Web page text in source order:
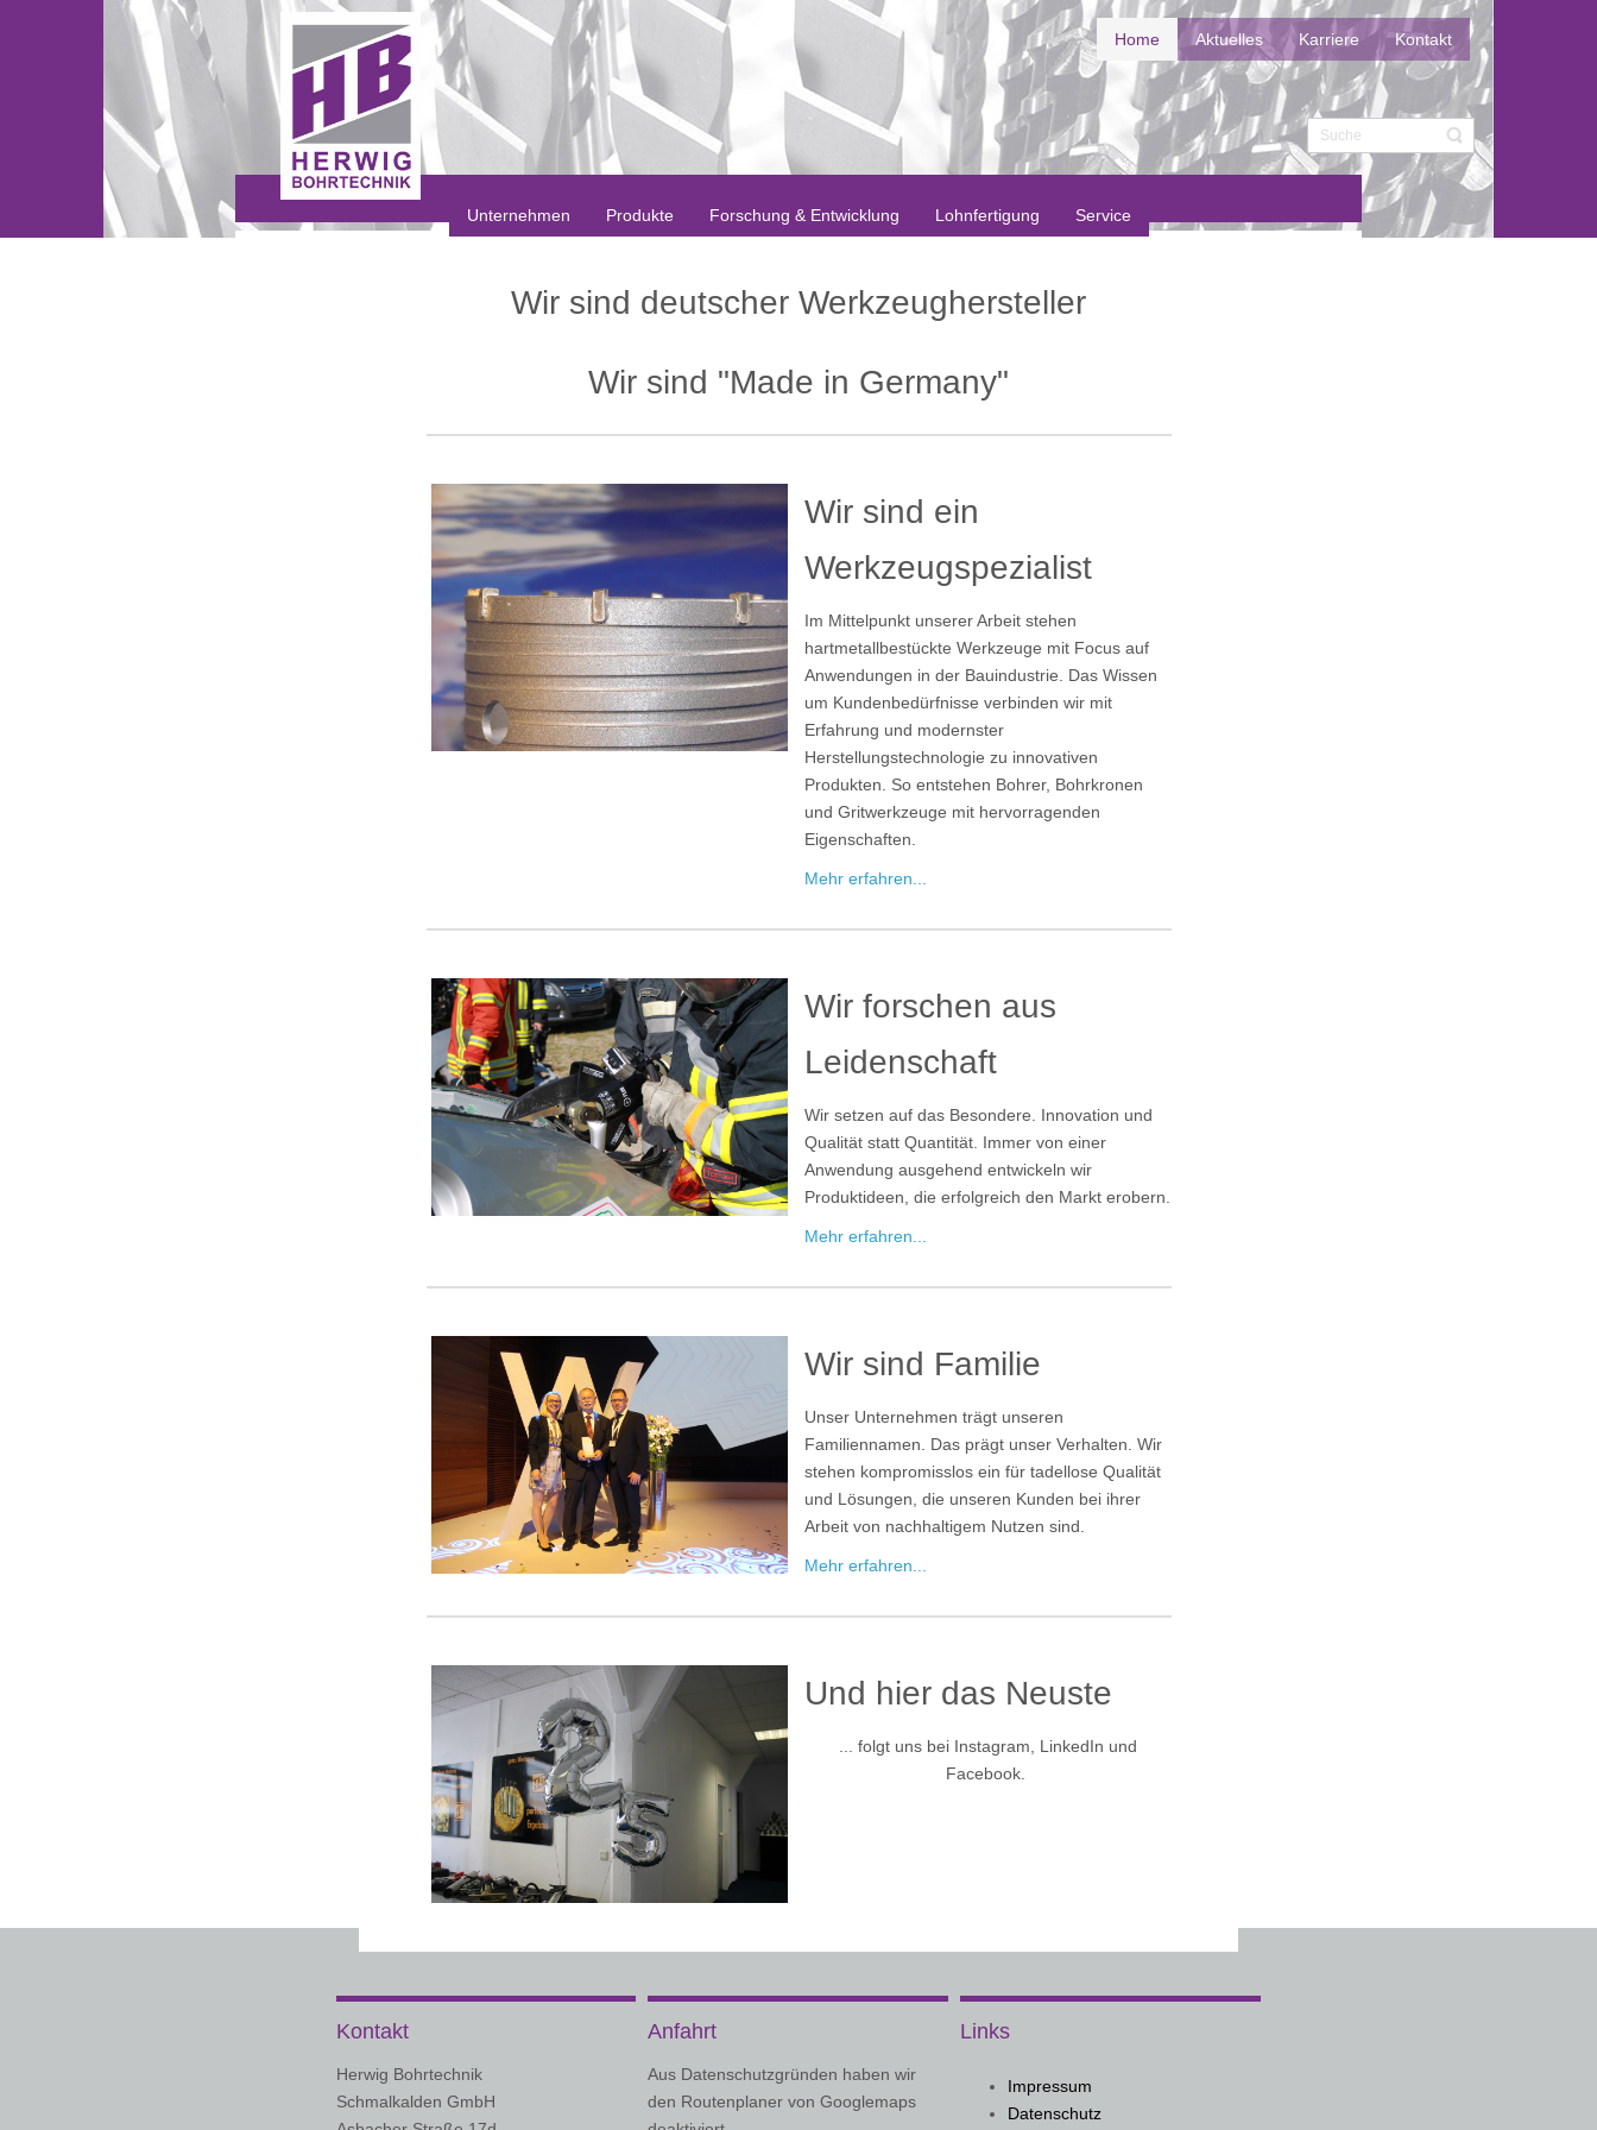
Home Aktuelles Karriere Kontakt
Unternehmen Produkte Forschung & Entwicklung Lohnfertigung Service
Wir sind deutscher Werkzeughersteller
Wir sind "Made in Germany"
Wir sind ein
Werkzeugspezialist
Im Mittelpunkt unserer Arbeit stehen
hartmetallbestückte Werkzeuge mit Focus auf
Anwendungen in der Bauindustrie. Das Wissen
um Kundenbedürfnisse verbinden wir mit
Erfahrung und modernster
Herstellungstechnologie zu innovativen
Produkten. So entstehen Bohrer, Bohrkronen
und Gritwerkzeuge mit hervorragenden
Eigenschaften.
Mehr erfahren...
Wir forschen aus
Leidenschaft
Wir setzen auf das Besondere. Innovation und
Qualität statt Quantität. Immer von einer
Anwendung ausgehend entwickeln wir
Produktideen, die erfolgreich den Markt erobern.
Mehr erfahren...
Wir sind Familie
Unser Unternehmen trägt unseren
Familiennamen. Das prägt unser Verhalten. Wir
stehen kompromisslos ein für tadellose Qualität
und Lösungen, die unseren Kunden bei ihrer
Arbeit von nachhaltigem Nutzen sind.
Mehr erfahren...
Und hier das Neuste
... folgt uns bei Instagram, LinkedIn und
Facebook.
Kontakt
Herwig Bohrtechnik
Schmalkalden GmbH
Anfahrt
Aus Datenschutzgründen haben wir
den Routenplaner von Googlemaps
Links
Impressum
Datenschutz